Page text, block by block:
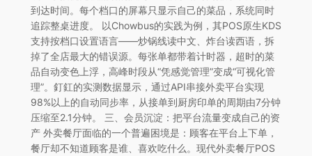
到达时间。每个档口的屏幕只显示自己的菜品，系统同时
追踪整桌进度。 以Chowbus的实践为例，其POS原生KDS
支持按档口设置语言——炒锅线读中文、炸台读西语，拆
掉了全店最大的错误源。每张单都带着计时器，超时的菜
品自动变色上浮，高峰时段从“凭感觉管理”变成“可视化管
理”。釘釭的实测数据显示，通过API串接外卖平台实现
98%以上的自动同步率，从接单到厨房印单的周期由7分钟
压缩至2.1分钟。 三、会员沉淀：把平台流量变成自己的资
产 外卖餐厅面临的一个普遍困境是：顾客在平台上下单，
餐厅却不知道顾客是谁、喜欢吃什么。现代外卖餐厅POS